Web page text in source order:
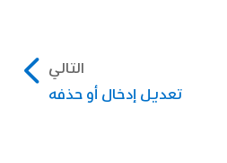
التالي
تعديل إدخال أو حذفه